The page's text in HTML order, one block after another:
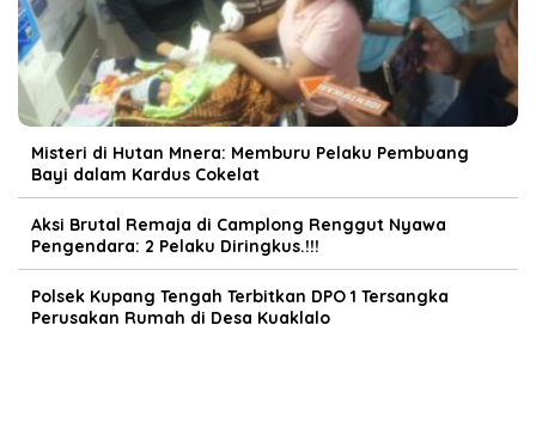
Misteri di Hutan Mnera: Memburu Pelaku Pembuang
Bayi dalam Kardus Cokelat
Aksi Brutal Remaja di Camplong Renggut Nyawa
Pengendara: 2 Pelaku Diringkus.!!!
Polsek Kupang Tengah Terbitkan DPO 1 Tersangka
Perusakan Rumah di Desa Kuaklalo